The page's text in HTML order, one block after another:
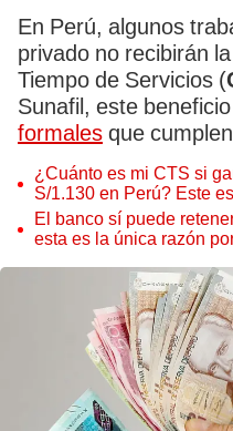
En Perú, algunos
privado no recibirán
Tiempo de Servicios (
Sunafil, este
formales que
¿Cuánto es mi CTS si
S/1.130 en Perú? Este
recibirías en mayo 2025
El banco sí puede
esta es la única razón